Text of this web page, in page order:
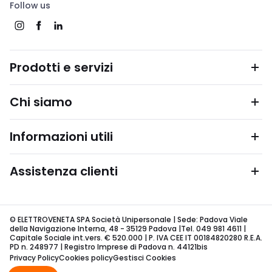
Follow us
Prodotti e servizi
Chi siamo
Informazioni utili
Assistenza clienti
© ELETTROVENETA SPA Società Unipersonale | Sede: Padova Viale
della Navigazione Interna, 48 - 35129 Padova |Tel. 049 981 4611 |
Capitale Sociale int.vers. € 520.000 | P. IVA CEE IT 00184820280 R.E.A.
PD n. 248977 | Registro Imprese di Padova n. 44121bis
Privacy PolicyCookies policyGestisci Cookies